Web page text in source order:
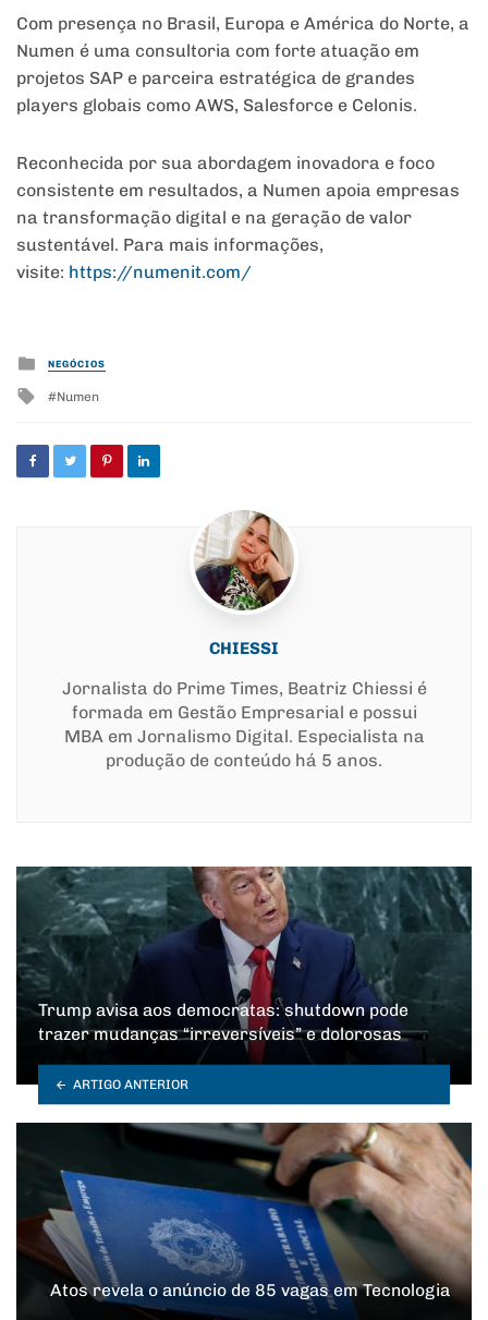
Com presença no Brasil, Europa e América do Norte, a
Numen é uma consultoria com forte atuação em
projetos SAP e parceira estratégica de grandes
players globais como AWS, Salesforce e Celonis.
Reconhecida por sua abordagem inovadora e foco
consistente em resultados, a Numen apoia empresas
na transformação digital e na geração de valor
sustentável. Para mais informações,
visite: https://numenit.com/
Posted
in
NEGÓCIOS
Tagged
Numen
CHIESSI
Jornalista do Prime Times, Beatriz Chiessi é
formada em Gestão Empresarial e possui
MBA em Jornalismo Digital. Especialista na
produção de conteúdo há 5 anos.
Trump avisa aos democratas: shutdown pode
trazer mudanças “irreversíveis” e dolorosas
ARTIGO ANTERIOR
Atos revela o anúncio de 85 vagas em Tecnologia